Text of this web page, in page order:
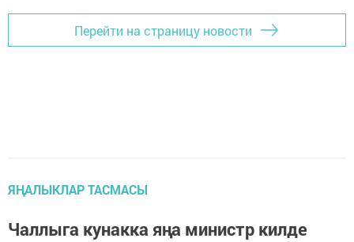
Перейти на страницу новости
ЯҢАЛЫКЛАР ТАСМАСЫ
Чаллыга кунакка яңа министр килде